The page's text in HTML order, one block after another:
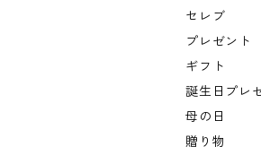
セレブ
プレゼント
ギフト
誕生日プレ
母の日
贈り物